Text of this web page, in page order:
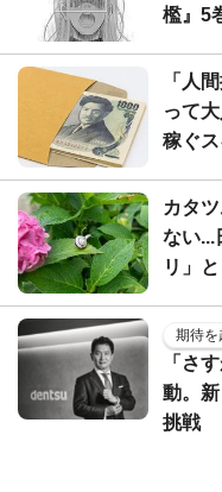
檻』5
「人
って
稼ぐ
カタ
ない...
リ」
期待を
「さ
動。
挑戦